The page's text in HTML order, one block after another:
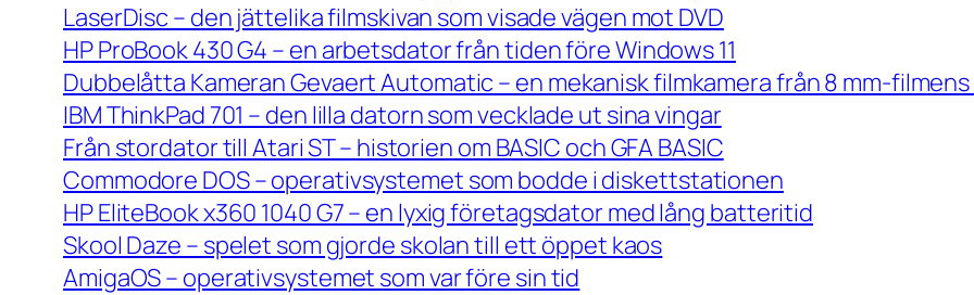
LaserDisc – den jättelika filmskivan som visade vägen mot DVD
HP ProBook 430 G4 – en arbetsdator från tiden före Windows 11
Dubbelåtta Kameran Gevaert Automatic – en mekanisk filmkamera från 8 mm-
IBM ThinkPad 701 – den lilla datorn som vecklade ut sina vingar
Från stordator till Atari ST – historien om BASIC och GFA BASIC
Commodore DOS – operativsystemet som bodde i diskettstationen
HP EliteBook x360 1040 G7 – en lyxig företagsdator med lång batteritid
Skool Daze – spelet som gjorde skolan till ett öppet kaos
AmigaOS – operativsystemet som var före sin tid